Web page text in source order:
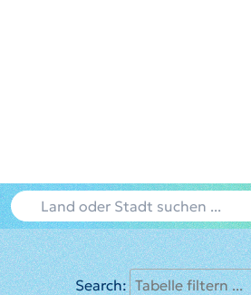
Search: